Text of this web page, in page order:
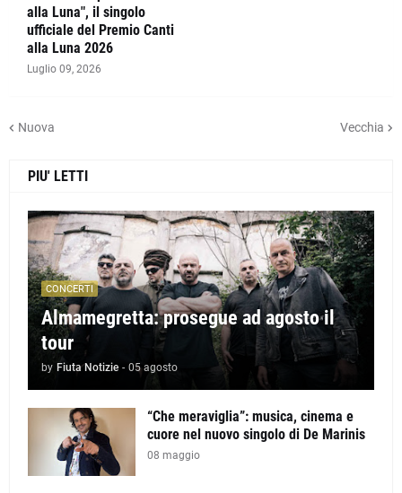
alla Luna", il singolo
ufficiale del Premio Canti
alla Luna 2026
Luglio 09, 2026
Nuova Vecchia
PIU' LETTI
CONCERTI
Almamegretta: prosegue ad agosto il
tour
by Fiuta Notizie - 05 agosto
“Che meraviglia”: musica, cinema e
cuore nel nuovo singolo di De Marinis
08 maggio